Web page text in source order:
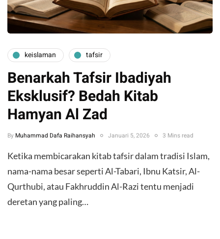
keislaman tafsir
Benarkah Tafsir Ibadiyah
Eksklusif? Bedah Kitab
Hamyan Al Zad
By Muhammad Dafa Raihansyah Januari 5, 2026 3 Mins read
Ketika membicarakan kitab tafsir dalam tradisi Islam,
nama-nama besar seperti Al-Tabari, Ibnu Katsir, Al-
Qurthubi, atau Fakhruddin Al-Razi tentu menjadi
deretan yang paling…